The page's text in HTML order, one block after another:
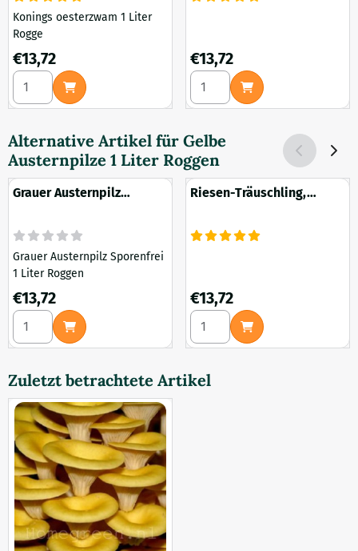
Konings oesterzwam 1 Liter
Rogge
Preis: 13,72
€13,72
Anzahl wählen für Kräuterseitling Königsausternpilz
Preis: 13,72
€13,72
Anzahl wählen für Riesen-
Alternative Artikel für Gelbe
Austernpilze 1 Liter Roggen
Grauer Austernpilz
Grauer Austernpilz Sporenfrei
1 Liter Roggen
Preis: 13,72
€13,72
Anzahl wählen für Grauer Austernpilz spurenfrei 1 Liter
Riesen-Träuschling,
Preis: 13,72
€13,72
Anzahl wählen für Riesen-
Zuletzt betrachtete Artikel